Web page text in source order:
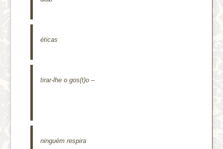
éticas
tirar-lhe o gos(t)o –
ninguém respira